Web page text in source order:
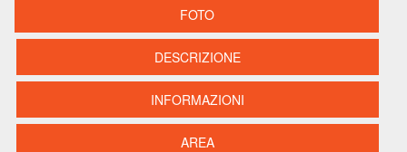
FOTO
DESCRIZIONE
INFORMAZIONI
AREA